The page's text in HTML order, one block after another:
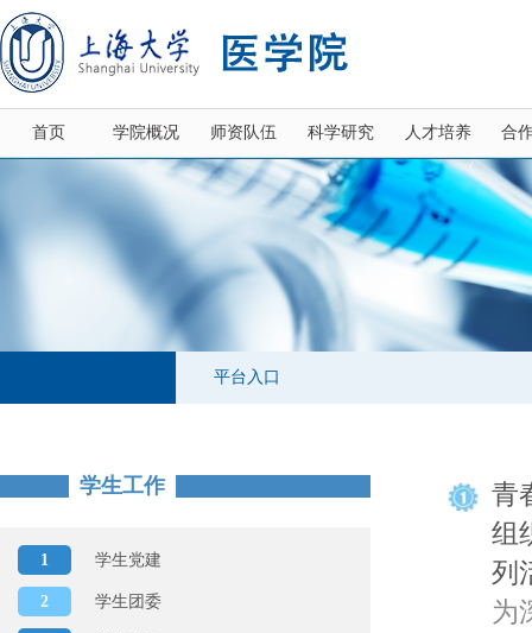
首页 学院概况 师资队伍 科学研究 人才培养 合
平台入口
学生工作
1 学生党建
2 学生团委
青
组
列
为